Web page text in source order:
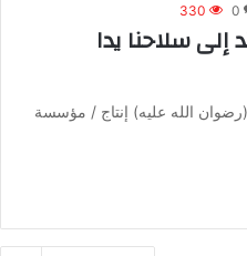
0
330
سلاحنا يدا
الله عليه) إنتاج / مؤسسة